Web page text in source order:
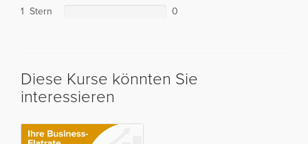
1 Stern
0
Diese Kurse könnten Sie
interessieren